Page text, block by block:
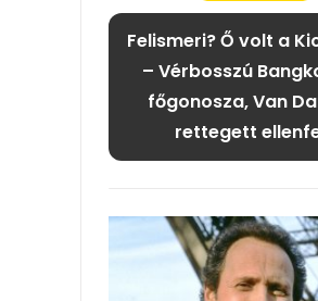
Felismeri? Ő volt a
– Vérbosszú
főgonosza, Van
rettegett